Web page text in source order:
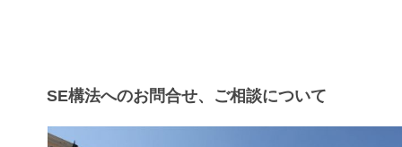
SE構法へのお問合せ、ご相談について